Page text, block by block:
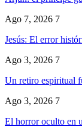
Ago 7, 2026 7
Jesús: El error
Ago 3, 2026 7
Un retiro espiritual
Ago 3, 2026 7
El horror oculto en